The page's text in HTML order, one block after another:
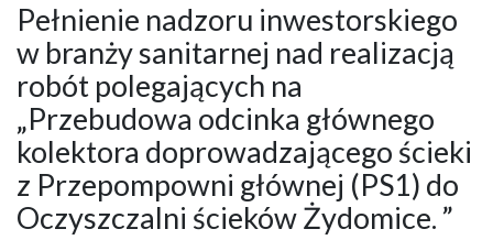
Pełnienie nadzoru inwestorskiego
w branży sanitarnej nad realizacją
robót polegających na
„Przebudowa odcinka głównego
kolektora doprowadzającego ścieki
z Przepompowni głównej (PS1) do
Oczyszczalni ścieków Żydomice. ”